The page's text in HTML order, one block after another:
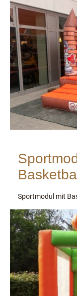
Sportmodul mit